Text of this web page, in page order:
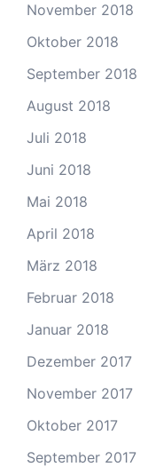
November 2018
Oktober 2018
September 2018
August 2018
Juli 2018
Juni 2018
Mai 2018
April 2018
März 2018
Februar 2018
Januar 2018
Dezember 2017
November 2017
Oktober 2017
September 2017